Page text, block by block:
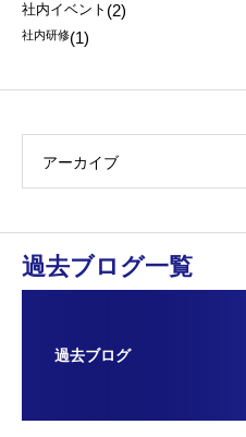
社内イベント (2)
社内研修(1)
アーカイブ
過去ブログ一覧
過去ブログ